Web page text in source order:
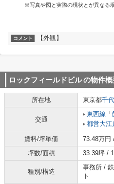
※写真や図と実際の現状とが異なる
コメント 【外観】
ロックフィールドビルの物件概
所在地 東京都千
交通
東西線 「
都営大江
賃料/坪単価 73.48万円
坪数/面積
33.39坪 /
種別/構造
事務所 /
ト